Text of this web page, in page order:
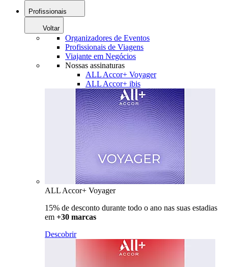
Profissionais
Voltar
Organizadores de Eventos
Profissionais de Viagens
Viajante em Negócios
Nossas assinaturas
ALL Accor+ Voyager
ALL Accor+ ibis
ALL Accor+ Voyager
15% de desconto durante todo o ano nas suas estadias
em +30 marcas
Descobrir